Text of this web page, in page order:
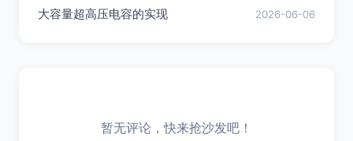
大容量超高压电容的实现 2026-06-06
暂无评论，快来抢沙发吧！